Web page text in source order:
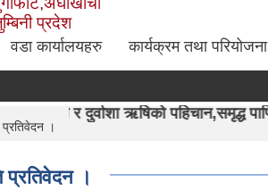
प्रदेश
वडा कार्यालयहरु कार्यक्रम तथा परियोजना
ऋषिको पहिचान,समृद्ध पाणिनी निर्माण हाम्रो
प्रतिवेदन ।
प्रतिवेदन ।